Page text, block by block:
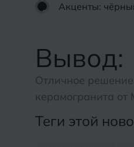
Акценты:
Вывод:
Отличное
керамогранита от
Теги этой